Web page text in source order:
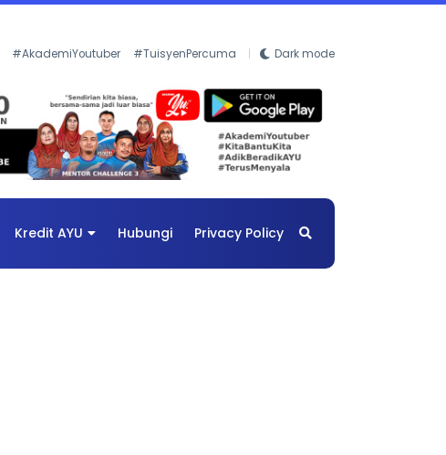
#AkademiYoutuber #TuisyenPercuma Dark mode
Kredit AYU Hubungi Privacy Policy